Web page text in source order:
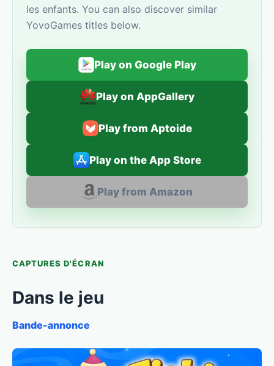
les enfants. You can also discover similar
YovoGames titles below.
Play on Google Play
Play on AppGallery
Play from Aptoide
Play on the App Store
Play from Amazon
CAPTURES D'ÉCRAN
Dans le jeu
Bande-annonce